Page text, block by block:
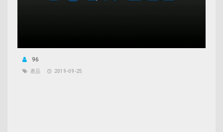
96
產品 2019-09-25